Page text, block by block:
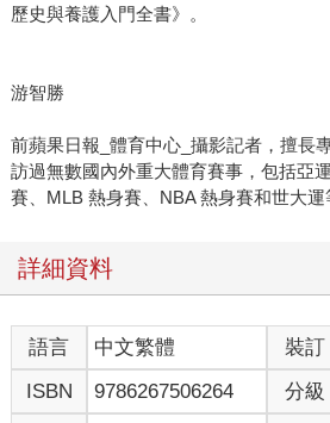
歷史與養護入門全書》。
游智勝
前蘋果日報_體育中心_攝影記者，擅長
訪過無數國內外重大體育賽事，包括亞
賽、MLB 熱身賽、NBA 熱身賽和世大運
詳細資料
語言 中文繁體
裝訂
ISBN
9786267506264 分級